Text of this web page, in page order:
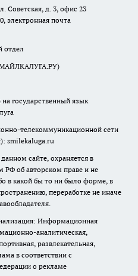
Советская, д. 3, офис 23
электронная почта
отдел
государственный язык
телекоммуникационной сети
smilekaluga.ru
сайте, охраняется в
РФ об авторском праве и не
в какой бы то ни было форме, в
переработке не иначе
Информационная
аналитическая,
развлекательная,
в соответствии с
о рекламе